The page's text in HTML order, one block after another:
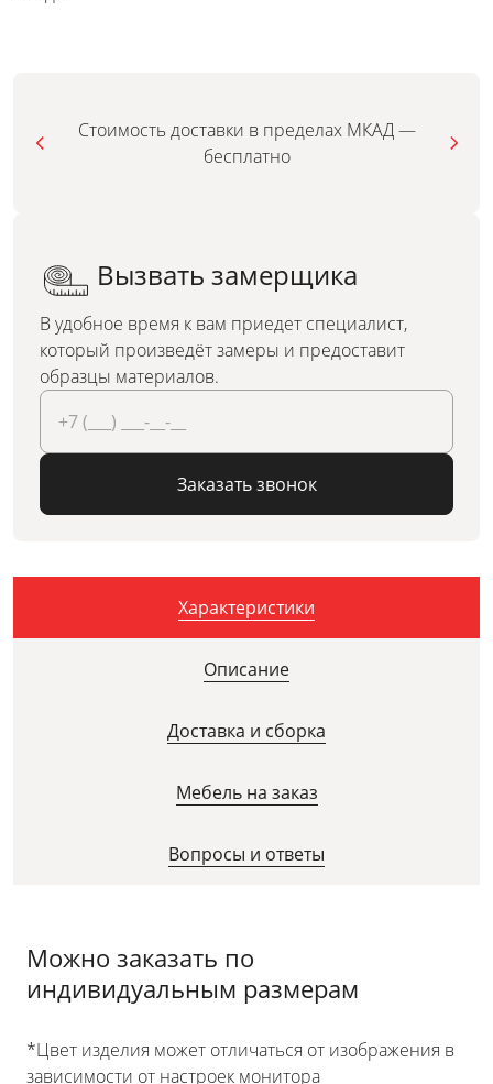
Стоимость доставки в пределах МКАД —
бесплатно
Вызвать замерщика
В удобное время к вам приедет специалист,
который произведёт замеры и предоставит
образцы материалов.
Заказать звонок
Характеристики
Описание
Доставка и сборка
Мебель на заказ
Вопросы и ответы
Можно заказать по
индивидуальным размерам
*Цвет изделия может отличаться от изображения в
зависимости от настроек монитора